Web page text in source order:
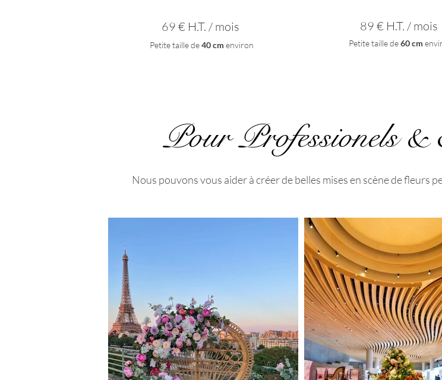
69 € H.T. / mois
Petite taille de40 cm environ
89 € H.T. / mois
Petite taille de60 cm
Pour Professionels &
Nous pouvons vous aider à créer de belles mises en scène de